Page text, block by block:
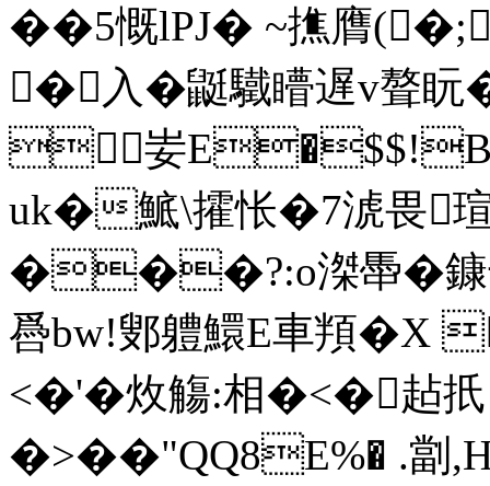
��5慨lPJ� ~撨膺
�入�鼮驖矒遅v聱
妛
uk�鯳\攉怅�7淲畏瑄
���?:o滐馽�鏮
噕bw!鄋軆 鱞E車頖�X
<�'�炇觴:相�<�趈扺
�>��"QQ8E%� .劏